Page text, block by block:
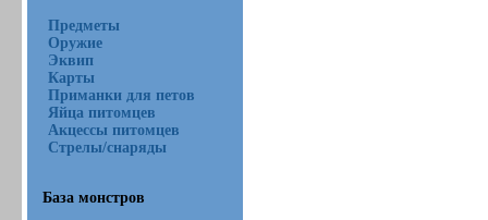
Предметы
Оружие
Эквип
Карты
Приманки для петов
Яйца питомцев
Акцессы питомцев
Стрелы/снаряды
База монстров